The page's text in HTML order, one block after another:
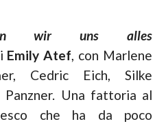
wir uns alles
Emily Atef, con Marlene
Cedric Eich, Silke
Panzner. Una fattoria al
che ha da poco